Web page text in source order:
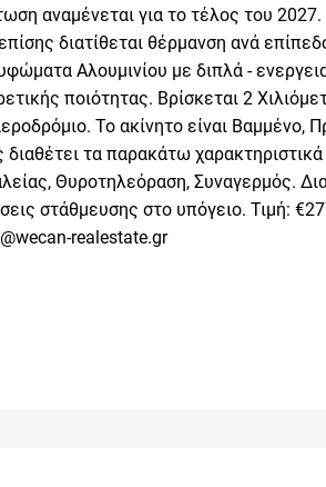
αναμένεται για το τέλος του
διατίθεται θέρμανση ανά
Αλουμινίου με διπλά -
ποιότητας. Βρίσκεται 2
Το ακίνητο είναι
τα παρακάτω
Θυροτηλεόραση, Συναγερμός.
στάθμευσης στο υπόγειο. Τιμή:
realestate.gr